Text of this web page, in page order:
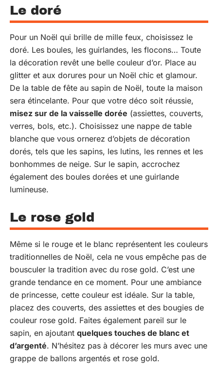
Le doré
Pour un Noël qui brille de mille feux, choisissez le
doré. Les boules, les guirlandes, les flocons… Toute
la décoration revêt une belle couleur d’or. Place au
glitter et aux dorures pour un Noël chic et glamour.
De la table de fête au sapin de Noël, toute la maison
sera étincelante. Pour que votre déco soit réussie,
misez sur de la vaisselle dorée (assiettes, couverts,
verres, bols, etc.). Choisissez une nappe de table
blanche que vous ornerez d’objets de décoration
dorés, tels que les sapins, les lutins, les rennes et les
bonhommes de neige. Sur le sapin, accrochez
également des boules dorées et une guirlande
lumineuse.
Le rose gold
Même si le rouge et le blanc représentent les couleurs
traditionnelles de Noël, cela ne vous empêche pas de
bousculer la tradition avec du rose gold. C’est une
grande tendance en ce moment. Pour une ambiance
de princesse, cette couleur est idéale. Sur la table,
placez des couverts, des assiettes et des bougies de
couleur rose gold. Faites également pareil sur le
sapin, en ajoutant quelques touches de blanc et
d’argenté. N’hésitez pas à décorer les murs avec une
grappe de ballons argentés et rose gold.